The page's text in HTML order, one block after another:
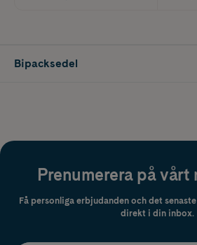
Bipacksedel
Prenumerera på vårt
Få personliga erbjudanden och det
direkt i din inbox.